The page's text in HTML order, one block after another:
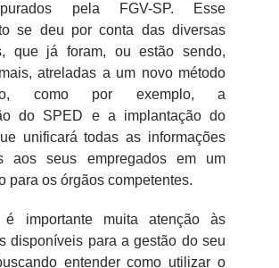
pela FGV-SP. Esse
se deu por conta das diversas
que já foram, ou estão sendo,
atreladas a um novo método
como por exemplo, a
do SPED e a implantação do
unificará todas as informações
aos seus empregados em um
para os órgãos competentes.
importante muita atenção às
disponíveis para a gestão do seu
entender como utilizar o